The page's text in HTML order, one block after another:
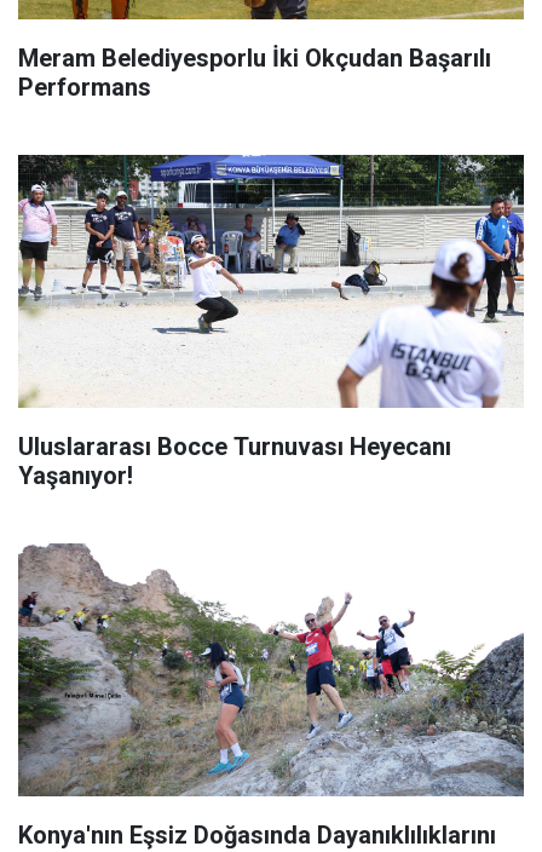
Meram Belediyesporlu İki Okçudan Başarılı
Performans
Uluslararası Bocce Turnuvası Heyecanı
Yaşanıyor!
Konya'nın Eşsiz Doğasında Dayanıklılıklarını